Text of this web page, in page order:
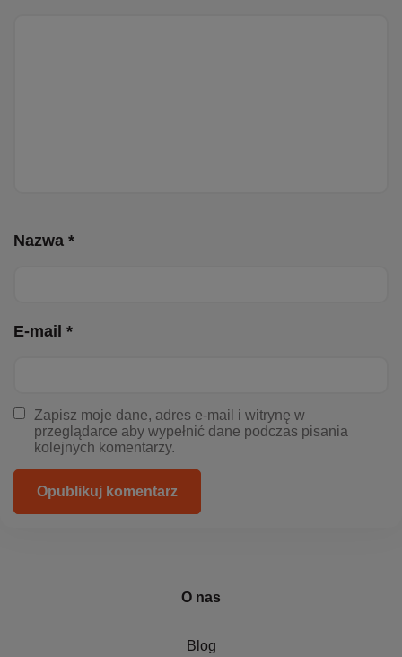
Nazwa *
E-mail *
Zapisz moje dane, adres e-mail i witrynę w
przeglądarce aby wypełnić dane podczas pisania
kolejnych komentarzy.
Opublikuj komentarz
O nas
Blog